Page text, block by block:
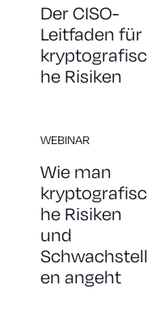
Der CISO-
Leitfaden für
kryptografisc
he Risiken
WEBINAR
Wie man
kryptografisc
he Risiken
und
Schwachstell
en angeht